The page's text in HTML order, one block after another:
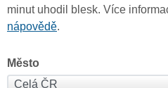
minut uhodil blesk. Více
nápovědě.
Město